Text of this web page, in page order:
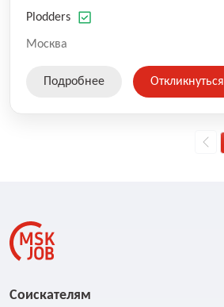
оказываемых услуг.
Plodders
Москва
Подробнее Откликнуться
Соискателям